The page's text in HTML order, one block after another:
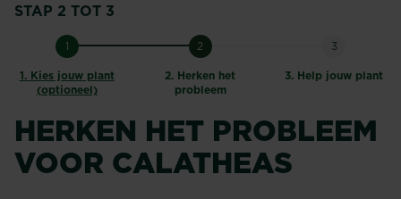
STAP 2 TOT 3
1
1. Kies jouw plant
(optioneel)
2
2. Herken het
probleem
3
3. Help jouw plant
HERKEN HET PROBLEEM
VOOR CALATHEAS